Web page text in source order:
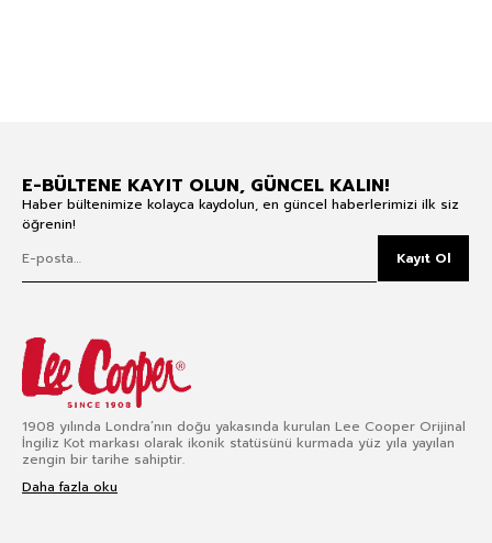
E-BÜLTENE KAYIT OLUN, GÜNCEL KALIN!
Haber bültenimize kolayca kaydolun, en güncel haberlerimizi ilk siz
öğrenin!
Kayıt Ol
1908 yılında Londra’nın doğu yakasında kurulan Lee Cooper Orijinal
İngiliz Kot markası olarak ikonik statüsünü kurmada yüz yıla yayılan
zengin bir tarihe sahiptir.
Daha fazla oku